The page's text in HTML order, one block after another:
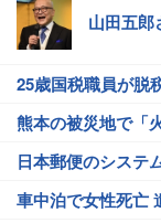
山田五郎
25歳国税職員が脱
熊本の被災地で「
日本郵便のシステ
車中泊で女性死亡